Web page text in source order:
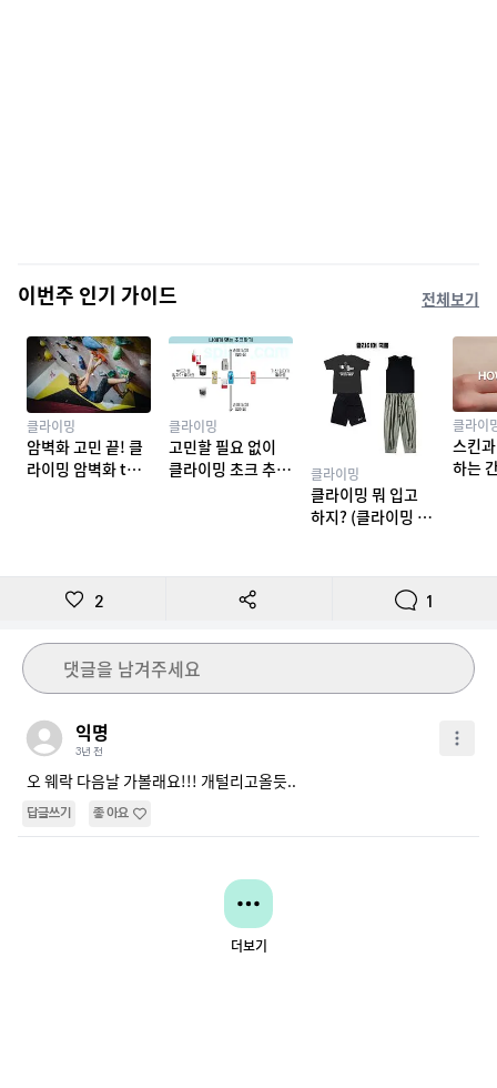
이번주 인기 가이드 전체보기
클라이밍
암벽화 고민 끝! 클
라이밍 암벽화 top
클라이밍
고민할 필요 없이
클라이밍 초크 추천
클라이밍
클라이밍 뭐 입고
하지? (클라이밍 복
클라이
스킨
하는
2 1
댓글을 남겨주세요
익명
3년 전
오 웨락 다음날 가볼래요!!! 개털리고올듯..
답글쓰기 좋아요
더보기